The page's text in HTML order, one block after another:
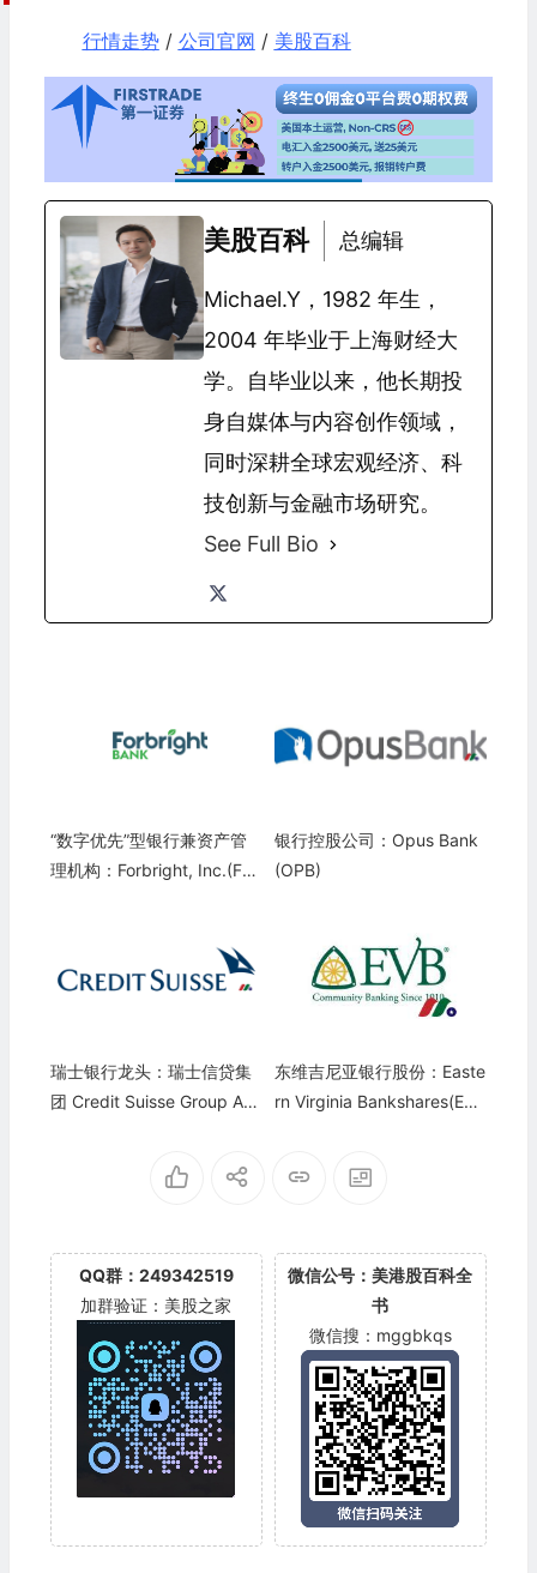
行情走势/ 公司官网 / 美股百科
美股百科 总编辑
Michael.Y，1982 年生，
2004 年毕业于上海财经大
学。自毕业以来，他长期投
身自媒体与内容创作领域，
同时深耕全球宏观经济、科
技创新与金融市场研究。
See Full Bio
“数字优先”型银行兼资产管
理机构：Forbright, Inc.(FR
银行控股公司：Opus Bank
(OPB)
瑞士银行龙头：瑞士信贷集
团 Credit Suisse Group AG
东维吉尼亚银行股份：Easte
rn Virginia Bankshares(EVB
QQ群：249342519
加群验证：美股之家
微信公号：美港股百科全
书
微信搜：mggbkqs